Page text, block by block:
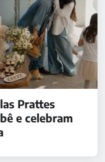
Prattes
e celebram